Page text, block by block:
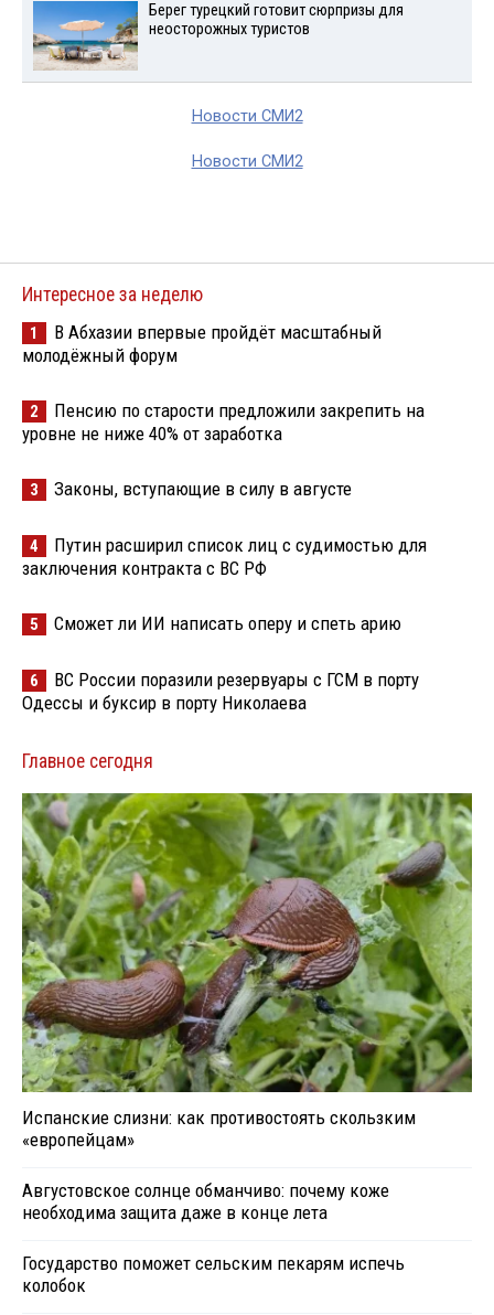
Берег турецкий готовит сюрпризы для
неосторожных туристов
Новости СМИ2
Новости СМИ2
Интересное за неделю
1
В Абхазии впервые пройдёт масштабный
молодёжный форум
2
Пенсию по старости предложили закрепить на
уровне не ниже 40% от заработка
3 Законы, вступающие в силу в августе
4
Путин расширил список лиц с судимостью для
заключения контракта с ВС РФ
5 Сможет ли ИИ написать оперу и спеть арию
6
ВС России поразили резервуары с ГСМ в порту
Одессы и буксир в порту Николаева
Главное сегодня
Испанские слизни: как противостоять скользким
«европейцам»
Августовское солнце обманчиво: почему коже
необходима защита даже в конце лета
Государство поможет сельским пекарям испечь
колобок